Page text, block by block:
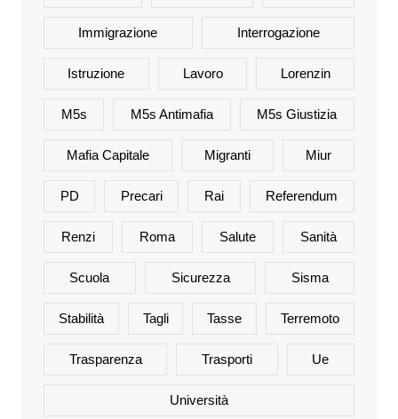
Immigrazione Interrogazione
Istruzione Lavoro Lorenzin
M5s M5s Antimafia M5s Giustizia
Mafia Capitale Migranti Miur
PD Precari Rai Referendum
Renzi Roma Salute Sanità
Scuola Sicurezza Sisma
Stabilità Tagli Tasse Terremoto
Trasparenza Trasporti Ue
Università